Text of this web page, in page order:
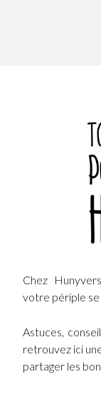
Chez
votre périple se
Astuces,
retrouvez ici
partager les